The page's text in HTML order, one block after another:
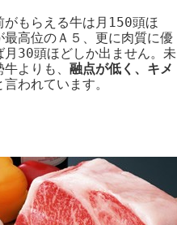
もらえる牛は月150頭ほ
最高位のＡ５、更に肉質に優
月30頭ほどしか出ません。未
よりも、 融点が低く、キメ
言われています。